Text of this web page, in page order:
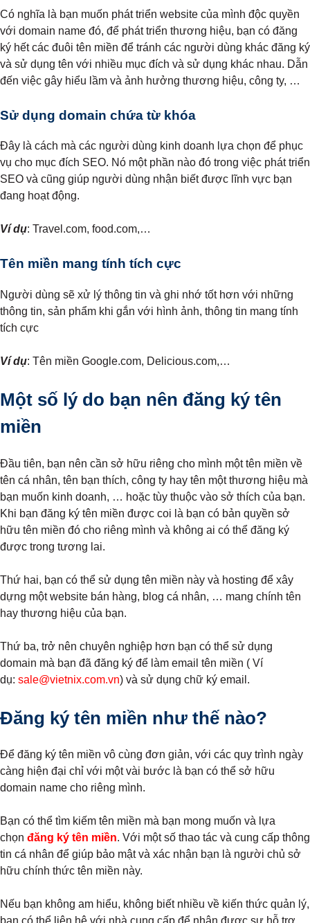
Có nghĩa là bạn muốn phát triển website của mình độc quyền
với domain name đó, để phát triển thương hiệu, bạn có đăng
ký hết các đuôi tên miền để tránh các người dùng khác đăng ký
và sử dụng tên với nhiều mục đích và sử dụng khác nhau. Dẫn
đến việc gây hiểu lầm và ảnh hưởng thương hiệu, công ty, …
Sử dụng domain chứa từ khóa
Đây là cách mà các người dùng kinh doanh lựa chọn để phục
vụ cho mục đích SEO. Nó một phần nào đó trong việc phát triển
SEO và cũng giúp người dùng nhận biết được lĩnh vực bạn
đang hoạt động.
Ví dụ: Travel.com, food.com,…
Tên miền mang tính tích cực
Người dùng sẽ xử lý thông tin và ghi nhớ tốt hơn với những
thông tin, sản phẩm khi gắn với hình ảnh, thông tin mang tính
tích cực
Ví dụ: Tên miền Google.com, Delicious.com,…
Một số lý do bạn nên đăng ký tên
miền
Đầu tiên, bạn nên cần sở hữu riêng cho mình một tên miền về
tên cá nhân, tên bạn thích, công ty hay tên một thương hiệu mà
bạn muốn kinh doanh, … hoặc tùy thuộc vào sở thích của bạn.
Khi bạn đăng ký tên miền được coi là bạn có bản quyền sở
hữu tên miền đó cho riêng mình và không ai có thể đăng ký
được trong tương lai.
Thứ hai, bạn có thể sử dụng tên miền này và hosting để xây
dựng một website bán hàng, blog cá nhân, … mang chính tên
hay thương hiệu của bạn.
Thứ ba, trở nên chuyên nghiệp hơn bạn có thể sử dụng
domain mà bạn đã đăng ký để làm email tên miền ( Ví
dụ: sale@vietnix.com.vn) và sử dụng chữ ký email.
Đăng ký tên miền như thế nào?
Để đăng ký tên miền vô cùng đơn giản, với các quy trình ngày
càng hiện đại chỉ với một vài bước là bạn có thể sở hữu
domain name cho riêng mình.
Bạn có thể tìm kiếm tên miền mà bạn mong muốn và lựa
chọn đăng ký tên miền. Với một số thao tác và cung cấp thông
tin cá nhân để giúp bảo mật và xác nhận bạn là người chủ sở
hữu chính thức tên miền này.
Nếu bạn không am hiểu, không biết nhiều về kiến thức quản lý,